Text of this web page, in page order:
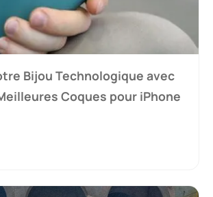
Bijou Technologique avec
Coques pour iPhone